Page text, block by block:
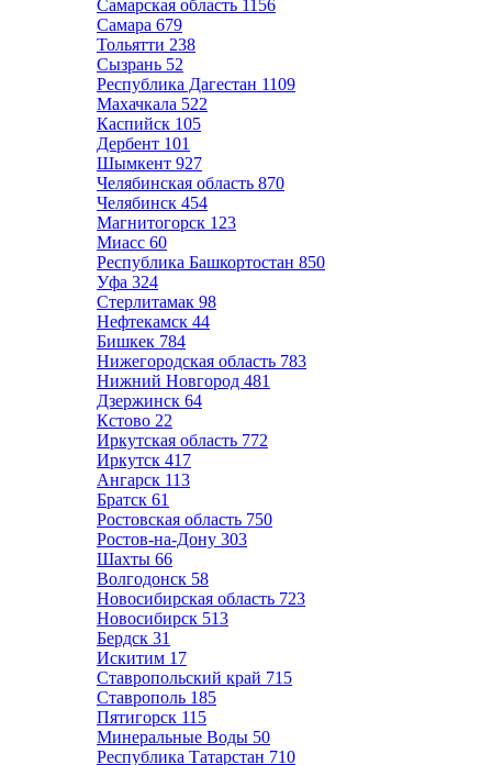
Самарская область 1156
Самара 679
Тольятти 238
Сызрань 52
Республика Дагестан 1109
Махачкала 522
Каспийск 105
Дербент 101
Шымкент 927
Челябинская область 870
Челябинск 454
Магнитогорск 123
Миасс 60
Республика Башкортостан 850
Уфа 324
Стерлитамак 98
Нефтекамск 44
Бишкек 784
Нижегородская область 783
Нижний Новгород 481
Дзержинск 64
Кстово 22
Иркутская область 772
Иркутск 417
Ангарск 113
Братск 61
Ростовская область 750
Ростов-на-Дону 303
Шахты 66
Волгодонск 58
Новосибирская область 723
Новосибирск 513
Бердск 31
Искитим 17
Ставропольский край 715
Ставрополь 185
Пятигорск 115
Минеральные Воды 50
Республика Татарстан 710